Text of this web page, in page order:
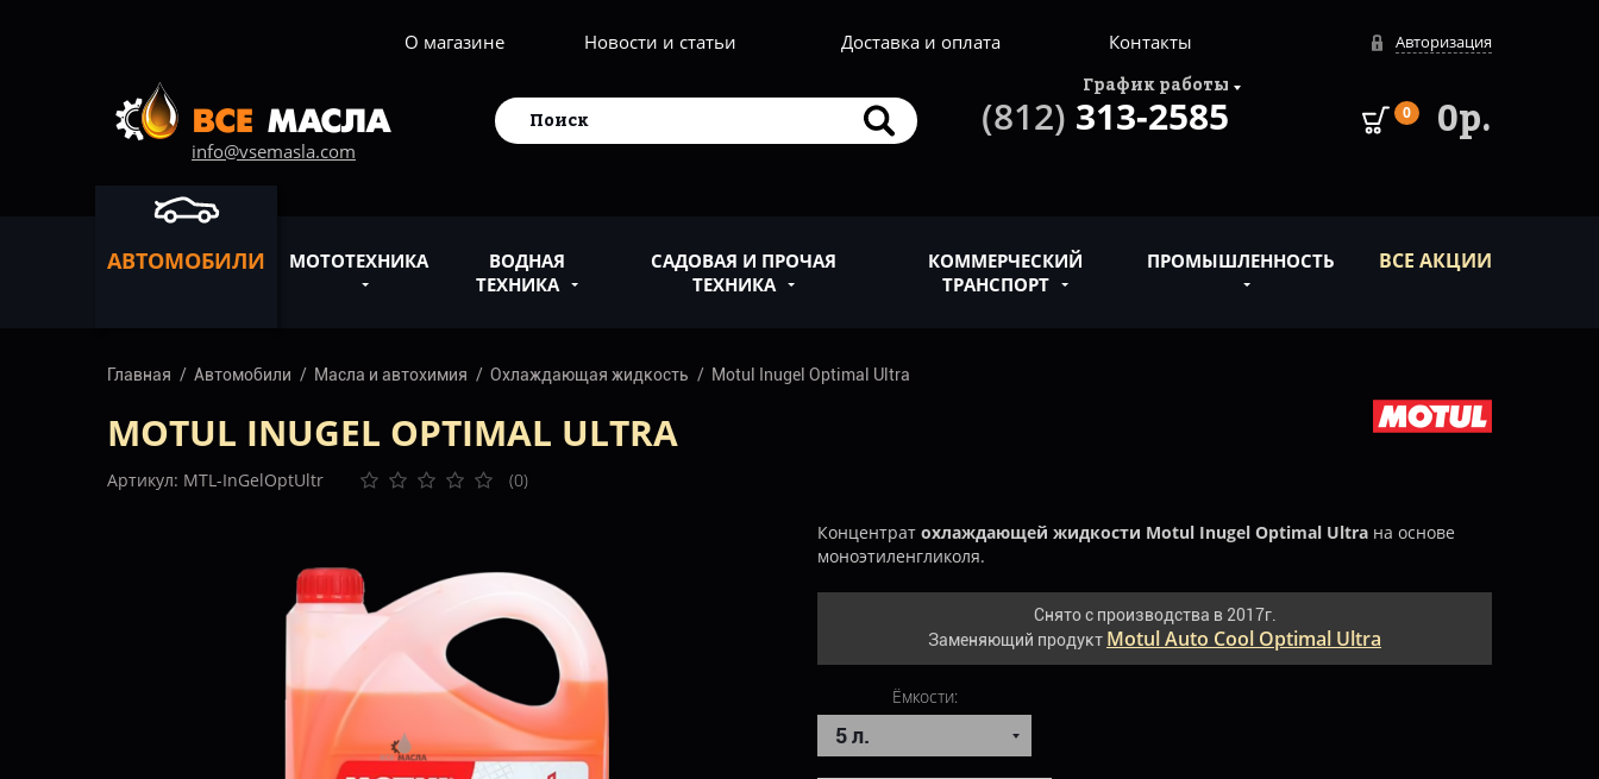
Авторизация
О магазине Новости и статьи Доставка и оплата Контакты
info@vsemasla.com
0 0р.
График работы
(812) 313-2585
АВТОМОБИЛИ МОТОТЕХНИКА
ВОДНАЯ
ТЕХНИКА
САДОВАЯ И ПРОЧАЯ
ТЕХНИКА
КОММЕРЧЕСКИЙ
ТРАНСПОРТ
ПРОМЫШЛЕННОСТЬ ВСЕ АКЦИИ
Главная Автомобили Масла и автохимия Охлаждающая жидкость Motul Inugel Optimal Ultra
MOTUL INUGEL OPTIMAL ULTRA
Артикул: MTL-InGelOptUltr (0)
Концентрат охлаждающей жидкости Motul Inugel Optimal Ultra на основе
моноэтиленгликоля.
Снято с производства в 2017г.
Заменяющий продукт Motul Auto Cool Optimal Ultra
Ёмкости: